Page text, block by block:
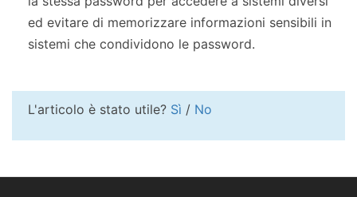
ed evitare di memorizzare informazioni sensibili in
sistemi che condividono le password.
L'articolo è stato utile? Sì / No